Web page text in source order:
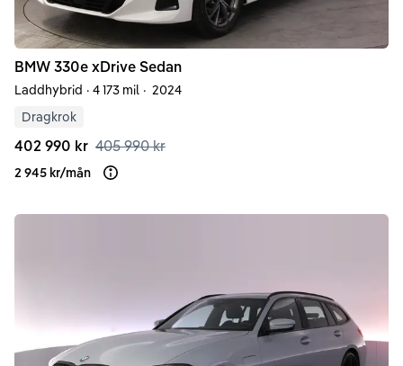
BMW 330e xDrive Sedan
Laddhybrid · 4 173 mil · 2024
Dragkrok
402 990 kr 405 990 kr
2 945 kr/mån Läs mer om finansiering